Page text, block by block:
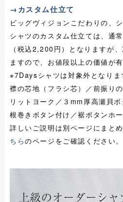
→カスタム仕立て
ビッグヴィジョンこだわりの、
シャツのカスタム仕立ては、通
（税込2,200円）となりますが
ますので、お値段以上の価値が有
※7Daysシャツは対象外となりま
襟の芯地（フラシ芯）／前振り
リットヨーク／３mm厚高瀬貝
根巻きボタン付け／裾ボタンホ
詳しいご説明は別ページにまと
ちらのページをご確認ください。